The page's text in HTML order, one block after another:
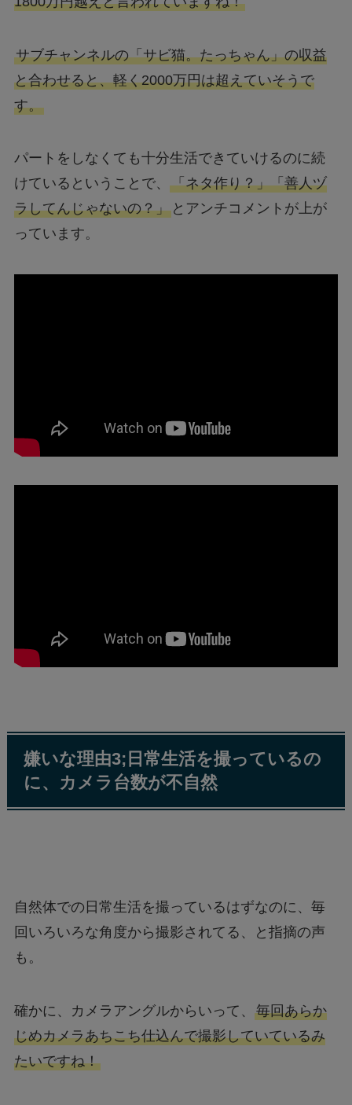
サブチャンネルの「サビ猫。たっちゃん」の収益
と合わせると、軽く2000万円は超えていそうで
す。
パートをしなくても十分生活できていけるのに続
けているということで、 「ネタ作り？」「善人ヅ
ラしてんじゃないの？」とアンチコメントが上が
っています。
嫌いな理由3;日常生活を撮っているの
に、カメラ台数が不自然
自然体での日常生活を撮っているはずなのに、毎
回いろいろな角度から撮影されてる、と指摘の声
も。
確かに、カメラアングルからいって、 毎回あらか
じめカメラあちこち仕込んで撮影していているみ
たいですね！